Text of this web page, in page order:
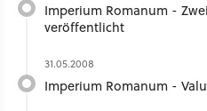
Imperium Romanum -
veröffentlicht
31.05.2008
Imperium Romanum -